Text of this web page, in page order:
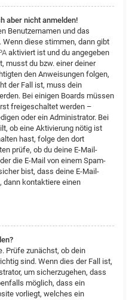
aber nicht anmelden!
Benutzernamen und das
diese stimmen, dann gibt
aktiviert ist und du angegeben
musst du bzw. einer deiner
den Anweisungen folgen,
der Fall ist, muss dein
Bei einigen Boards müssen
freigeschaltet werden –
oder ein Administrator. Bei
ob eine Aktivierung nötig ist
hast, folge den dort
prüfe, ob du deine E-Mail-
die E-Mail von einem Spam-
bist, dass deine E-Mail-
dann kontaktiere einen
Prüfe zunächst, ob dein
sind. Wenn dies der Fall ist,
um sicherzugehen, dass
möglich, dass ein
vorliegt, welches ein